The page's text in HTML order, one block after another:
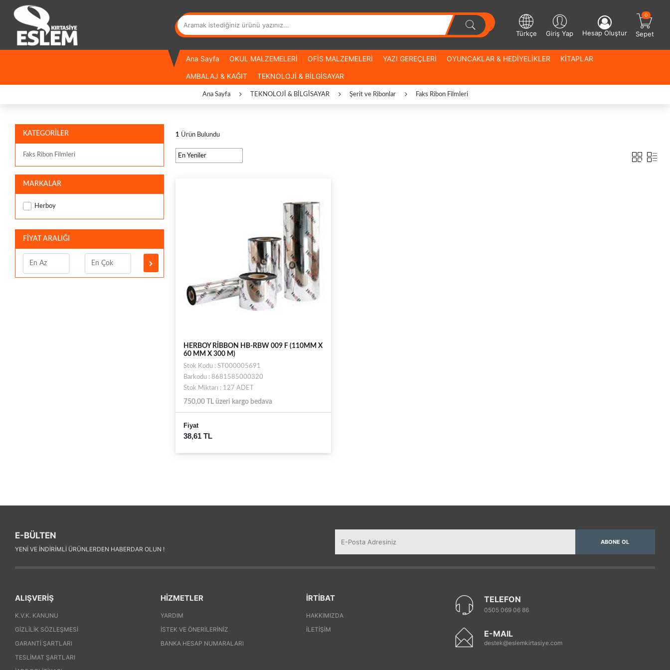
Sepet
0
Türkçe Giriş Yap Hesap Oluştur
Ana Sayfa OKUL MALZEMELERİ OFİS MALZEMELERİ YAZI GEREÇLERİ OYUNCAKLAR & HEDİYELİKLER KİTAPLAR
AMBALAJ & KAĞIT TEKNOLOJİ & BİLGİSAYAR
Ana Sayfa TEKNOLOJİ & BİLGİSAYAR Şerit ve Ribonlar Faks Ribon Filmleri
KATEGORİLER
Faks Ribon Filmleri
MARKALAR
Herboy
FİYAT ARALIĞI
1 Ürün Bulundu
HERBOY RİBBON HB-RBW 009 F (110MM X
60 MM X 300 M)
Stok Kodu : ST000005691
Barkodu : 8681585000320
Stok Miktarı : 127 ADET
750,00 TL üzeri kargo bedava
Fiyat
38,61 TL
E-BÜLTEN
YENI VE INDIRIMLI ÜRÜNLERDEN HABERDAR OLUN !
ABONE OL
ALIŞVERİŞ
K.V.K. KANUNU
GIZLILIK SÖZLEŞMESI
GARANTI ŞARTLARI
TESLIMAT ŞARTLARI
HİZMETLER
YARDIM
İSTEK VE ÖNERILERINIZ
BANKA HESAP NUMARALARI
İRTİBAT
HAKKIMIZDA
İLETIŞIM
TELEFON
0505 069 06 86
E-MAIL
destek@eslemkirtasiye.com